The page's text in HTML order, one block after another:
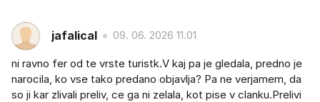
jafalical 09. 06. 2026 11.01
ni ravno fer od te vrste turistk.V kaj pa je gledala, predno je
narocila, ko vse tako predano objavlja? Pa ne verjamem, da
so ji kar zlivali preliv, ce ga ni zelala, kot pise v clanku.Prelivi